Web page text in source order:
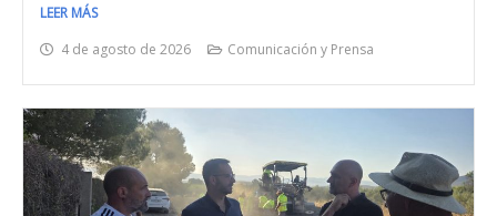
LEER MÁS
4 de agosto de 2026
Comunicación y Prensa